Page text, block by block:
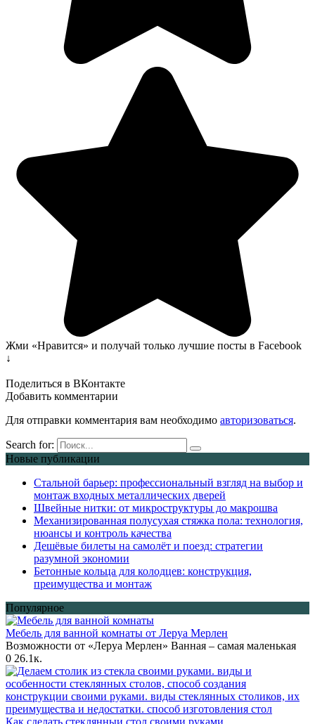
Жми «Нравится» и получай только лучшие посты в Facebook
↓
Поделиться в ВКонтакте
Добавить комментарии
Для отправки комментария вам необходимо авторизоваться.
Search for:
Новые публикации
Стальной барьер: профессиональный взгляд на выбор и
монтаж входных металлических дверей
Швейные нитки: от микроструктуры до макрошва
Механизированная полусухая стяжка пола: технология,
нюансы и контроль качества
Дешёвые билеты на самолёт и поезд: стратегии
разумной экономии
Бетонные кольца для колодцев: конструкция,
преимущества и монтаж
Популярное
Мебель для ванной комнаты от Леруа Мерлен
Возможности от «Леруа Мерлен» Ванная – самая маленькая
0 26.1к.
Как сделать стеклянныи стол своими руками